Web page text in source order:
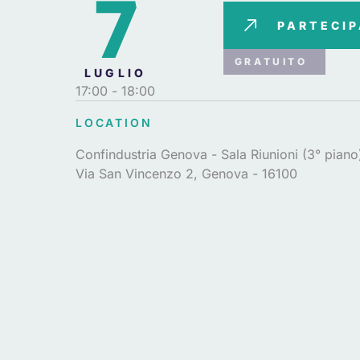
7
LUGLIO
17:00 - 18:00
GRATUITO
LOCATION
Confindustria Genova - Sala Riunioni (3°
Via San Vincenzo 2, Genova - 16100